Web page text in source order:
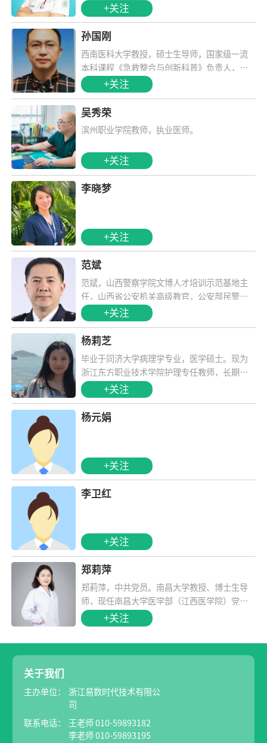
学 历： 本科
学 位： 学士
毕业院校 ：杭州师范大学医学院
工作单位： 杭州市滨江区长河街道社区卫生服
务中心
+关注
孙国刚
西南医科大学教授，硕士生导师，国家级一流
本科课程《急救整合与创新科普》负责人，入
选川渝职业教育名家名师库（应急救护），中
国心肺复苏培训国家级主任导师、中国研究型
医学院学会卫生应急学专委会常委、四川省医
习科学分会常委、华夏急救培训联盟副主席、
+关注
吴秀荣
滨州职业学院教师，执业医师。
+关注
李晓梦
+关注
范斌
范斌，山西警察学院文博人才培训示范基地主
任，山西省公安机关高级教官，公安部民警教
育训练培训教官，公安部禁毒警务实战专家，
国家级（警察）心理行为训练师，国家禁毒委
员会禁毒教育智库专家，教育部全国学校预防
救教育专家， 中国红十字会应急救护 培训师，山
西省艾滋病病毒职业暴露应急评估处理专家、
中国全球基金艾滋病防治项目省级中青年专
家。
+关注
杨莉芝
毕业于同济大学病理学专业，医学硕士。现为
浙江东方职业技术学院护理专任教师，长期从
事《应急救护理论与实践》、《急危重症护
理》、《常用应急救护技术》等急救相关课程
的教学。
+关注
杨元娟
+关注
李卫红
+关注
郑莉萍
郑莉萍，中共党员。南昌大学教授、博士生导
师，现任南昌大学医学部（江西医学院）党工
委委员、副主任兼临床医学实验中心主任，兼
任教育部高等学校临床医学类专业教学指导委
员会（临床实践教学指导分委员会）委员、教
育部国家级大学生创新创业训练计划专家工作
+关注
关于我们
主办单位：
浙江易数时代技术有限公
司
联系电话：
王老师 010-59893182
李老师 010-59893195